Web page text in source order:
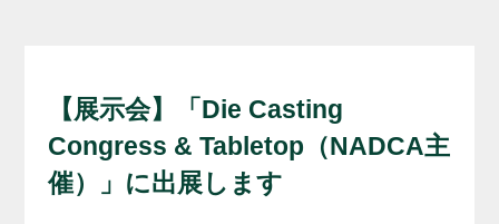
【展示会】「Die Casting
Congress & Tabletop（NADCA主
催）」に出展します